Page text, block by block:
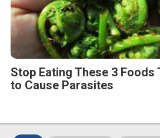
Stop Eating These 3 Foods
to Cause Parasites